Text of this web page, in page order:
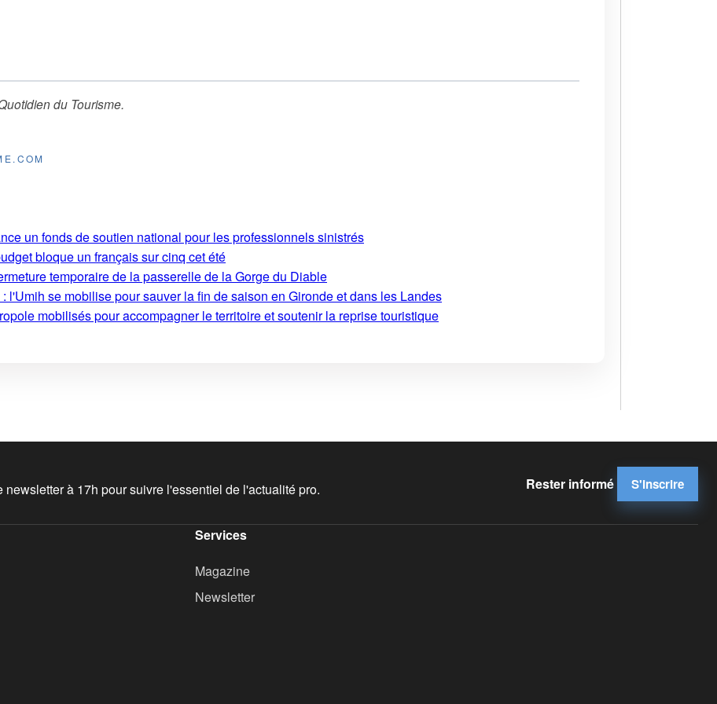
du Tourisme.
un fonds de soutien national pour les professionnels sinistrés
bloque un français sur cinq cet été
temporaire de la passerelle de la Gorge du Diable
l'Umih se mobilise pour sauver la fin de saison en Gironde et dans les Landes
mobilisés pour accompagner le territoire et soutenir la reprise touristique
à 17h pour suivre l'essentiel de l'actualité pro. Rester informé S'inscrire
Services
Magazine
Newsletter